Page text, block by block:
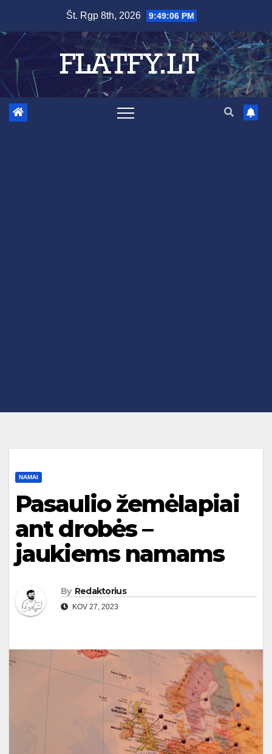
content
Št. Rgp 8th, 2026 9:49:07 PM
NAMAI
Pasaulio žemėlapiai
ant drobės –
jaukiems namams
By Redaktorius
KOV 27, 2023